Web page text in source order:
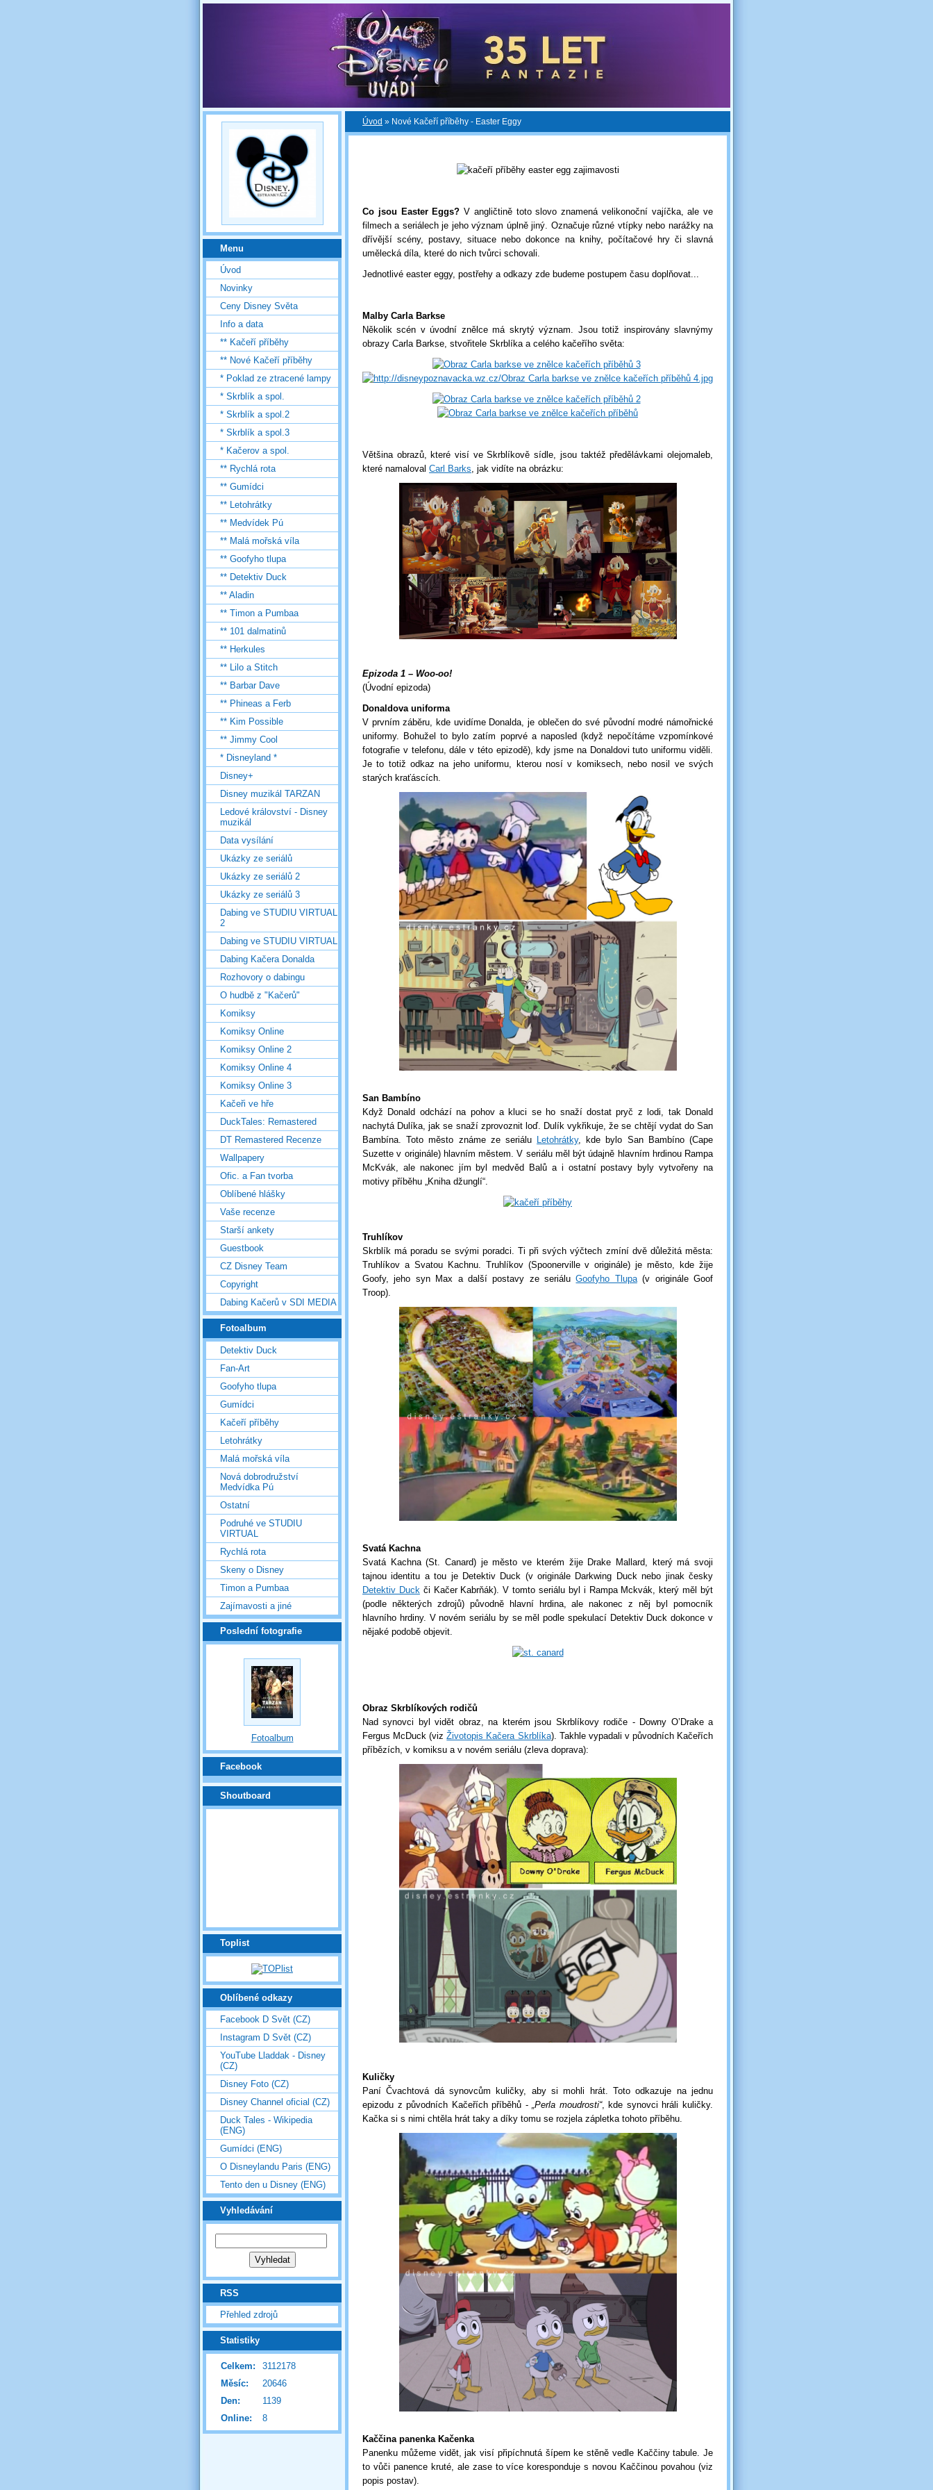
Úvod » Nové Kačeří příběhy - Easter Eggy
Co jsou Easter Eggs? V angličtině toto slovo znamená velikonoční vajíčka, ale ve
filmech a seriálech je jeho význam úplně jiný. Označuje různé vtípky nebo narážky na
dřívější scény, postavy, situace nebo dokonce na knihy, počítačové hry či slavná
umělecká díla, které do nich tvůrci schovali.
Jednotlivé easter eggy, postřehy a odkazy zde budeme postupem času doplňovat...
Malby Carla Barkse
Několik scén v úvodní znělce má skrytý význam. Jsou totiž inspirovány slavnýmy
obrazy Carla Barkse, stvořitele Skrblíka a celého kačeřího světa:
Většina obrazů, které visí ve Skrblíkově sídle, jsou taktéž předělávkami olejomaleb,
které namaloval Carl Barks, jak vidíte na obrázku:
Epizoda 1 – Woo-oo!
(Úvodní epizoda)
Donaldova uniforma
V prvním záběru, kde uvidíme Donalda, je oblečen do své původní modré námořnické
uniformy. Bohužel to bylo zatím poprvé a naposled (když nepočítáme vzpomínkové
fotografie v telefonu, dále v této epizodě), kdy jsme na Donaldovi tuto uniformu viděli.
Je to totiž odkaz na jeho uniformu, kterou nosí v komiksech, nebo nosil ve svých
starých kraťáscích.
San Bambíno
Když Donald odchází na pohov a kluci se ho snaží dostat pryč z lodi, tak Donald
nachytá Dulíka, jak se snaží zprovoznit loď. Dulík vykřikuje, že se chtějí vydat do San
Bambína. Toto město známe ze seriálu Letohrátky, kde bylo San Bambíno (Cape
Suzette v originále) hlavním městem. V seriálu měl být údajně hlavním hrdinou Rampa
McKvák, ale nakonec jím byl medvěd Balů a i ostatní postavy byly vytvořeny na
motivy příběhu „Kniha džunglí“.
Truhlíkov
Skrblík má poradu se svými poradci. Ti při svých výčtech zmíní dvě důležitá města:
Truhlíkov a Svatou Kachnu. Truhlíkov (Spoonerville v originále) je město, kde žije
Goofy, jeho syn Max a další postavy ze seriáluGoofyho Tlupa(v originále Goof
Troop).
Svatá Kachna
Svatá Kachna (St. Canard) je město ve kterém žije Drake Mallard, který má svoji
tajnou identitu a tou je Detektiv Duck (v originále Darkwing Duck nebo jinak česky
Detektiv Duckči Kačer Kabrňák). V tomto seriálu byl i Rampa Mckvák, který měl být
(podle některých zdrojů) původně hlavní hrdina, ale nakonec z něj byl pomocník
hlavního hrdiny. V novém seriálu by se měl podle spekulací Detektiv Duck dokonce v
nějaké podobě objevit.
Obraz Skrblíkových rodičů
Nad synovci byl vidět obraz, na kterém jsou Skrblíkovy rodiče - Downy O’Drake a
Fergus McDuck (vizŽivotopis Kačera Skrblíka). Takhle vypadali v původních Kačeřích
příbězích, v komiksu a v novém seriálu (zleva doprava):
Kuličky
Paní Čvachtová dá synovcům kuličky, aby si mohli hrát. Toto odkazuje na jednu
epizodu z původních Kačeřích příběhů -„Perla moudrosti“, kde synovci hráli kuličky.
Kačka si s nimi chtěla hrát taky a díky tomu se rozjela zápletka tohoto příběhu.
Kaččina panenka Kačenka
Panenku můžeme vidět, jak visí připíchnutá šípem ke stěně vedle Kaččiny tabule. Je
to vůči panence kruté, ale zase to více koresponduje s novou Kaččinou povahou (viz
popis postav).
Menu
Úvod
Novinky
Ceny Disney Světa
Info a data
** Kačeří příběhy
** Nové Kačeří příběhy
* Poklad ze ztracené lampy
* Skrblík a spol.
* Skrblík a spol.2
* Skrblík a spol.3
* Kačerov a spol.
** Rychlá rota
** Gumídci
** Letohrátky
** Medvídek Pú
** Malá mořská víla
** Goofyho tlupa
** Detektiv Duck
** Aladin
** Timon a Pumbaa
** 101 dalmatinů
** Herkules
** Lilo a Stitch
** Barbar Dave
** Phineas a Ferb
** Kim Possible
** Jimmy Cool
* Disneyland *
Disney+
Disney muzikál TARZAN
Ledové království - Disney
muzikál
Data vysílání
Ukázky ze seriálů
Ukázky ze seriálů 2
Ukázky ze seriálů 3
Dabing ve STUDIU VIRTUAL
2
Dabing ve STUDIU VIRTUAL
Dabing Kačera Donalda
Rozhovory o dabingu
O hudbě z "Kačerů"
Komiksy
Komiksy Online
Komiksy Online 2
Komiksy Online 4
Komiksy Online 3
Kačeři ve hře
DuckTales: Remastered
DT Remastered Recenze
Wallpapery
Ofic. a Fan tvorba
Oblíbené hlášky
Vaše recenze
Starší ankety
Guestbook
CZ Disney Team
Copyright
Dabing Kačerů v SDI MEDIA
Fotoalbum
Detektiv Duck
Fan-Art
Goofyho tlupa
Gumídci
Kačeří příběhy
Letohrátky
Malá mořská víla
Nová dobrodružství
Medvídka Pú
Ostatní
Podruhé ve STUDIU
VIRTUAL
Rychlá rota
Skeny o Disney
Timon a Pumbaa
Zajímavosti a jiné
Poslední fotografie
Fotoalbum
Facebook
Shoutboard
Toplist
Oblíbené odkazy
Facebook D Svět (CZ)
Instagram D Svět (CZ)
YouTube Lladdak - Disney
(CZ)
Disney Foto (CZ)
Disney Channel oficial (CZ)
Duck Tales - Wikipedia
(ENG)
Gumídci (ENG)
O Disneylandu Paris (ENG)
Tento den u Disney (ENG)
Vyhledávání
RSS
Přehled zdrojů
Statistiky
Online: 8
Celkem:
3112178
Měsíc:
20646
Den:
1139